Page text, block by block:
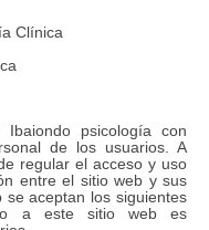
Clínica
psicología con
de los usuarios. A
regular el acceso y uso
entre el sitio web y sus
se aceptan los siguientes
a este sitio web es